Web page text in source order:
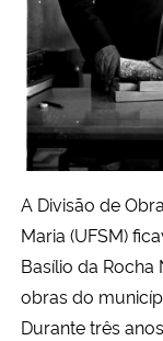
Secretaria-Geral
Secretaria de Governo
Gabinete de Segurança
Banco Central do Brasil
Planalto
A Divisão de
Maria (UFSM)
Basílio da
obras do
Durante três